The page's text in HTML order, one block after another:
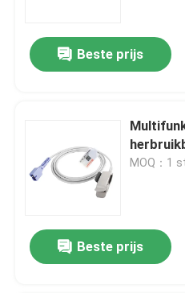
Beste prijs
MOQ：1
Beste prijs